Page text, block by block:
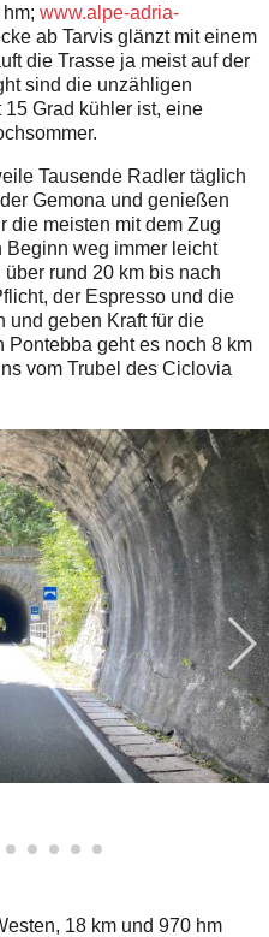
www.alpe-adria-
ab Tarvis glänzt mit einem
die Trasse ja meist auf der
sind die unzähligen
Grad kühler ist, eine
Tausende Radler täglich
Gemona und genießen
die meisten mit dem Zug
Beginn weg immer leicht
rund 20 km bis nach
der Espresso und die
und geben Kraft für die
Pontebba geht es noch 8 km
vom Trubel des Ciclovia
18 km und 970 hm